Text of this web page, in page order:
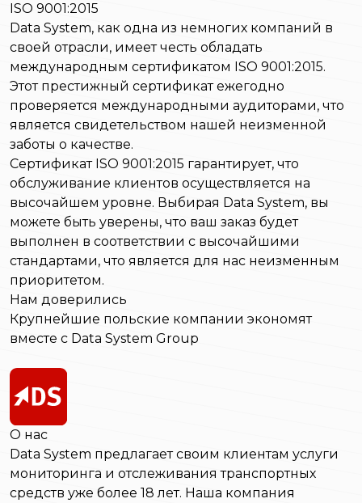
ISO 9001:2015
Data System, как одна из немногих компаний в
своей отрасли, имеет честь обладать
международным сертификатом ISO 9001:2015.
Этот престижный сертификат ежегодно
проверяется международными аудиторами, что
является свидетельством нашей неизменной
заботы о качестве.
Сертификат ISO 9001:2015 гарантирует, что
обслуживание клиентов осуществляется на
высочайшем уровне. Выбирая Data System, вы
можете быть уверены, что ваш заказ будет
выполнен в соответствии с высочайшими
стандартами, что является для нас неизменным
приоритетом.
Нам доверились
Крупнейшие польские компании экономят
вместе с Data System Group
О нас
Data System предлагает своим клиентам услуги
мониторинга и отслеживания транспортных
средств уже более 18 лет. Наша компания